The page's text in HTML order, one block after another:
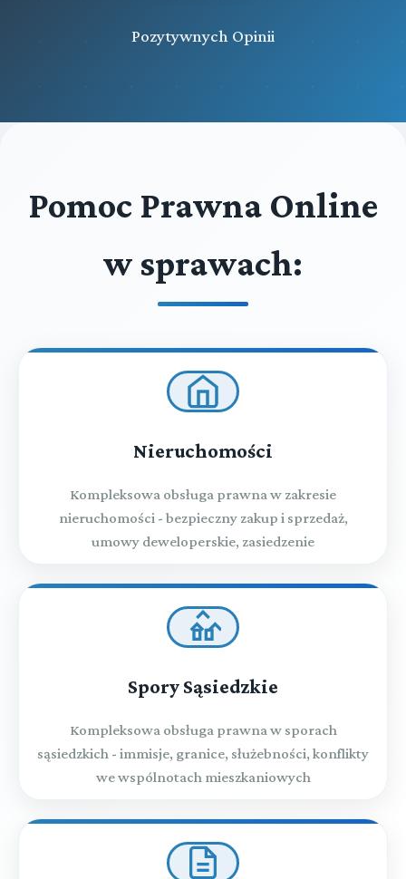
Pozytywnych Opinii
Pomoc Prawna Online
w sprawach:
Nieruchomości
Kompleksowa obsługa prawna w zakresie
nieruchomości - bezpieczny zakup i sprzedaż,
umowy deweloperskie, zasiedzenie
Spory Sąsiedzkie
Kompleksowa obsługa prawna w sporach
sąsiedzkich - immisje, granice, służebności, konflikty
we wspólnotach mieszkaniowych